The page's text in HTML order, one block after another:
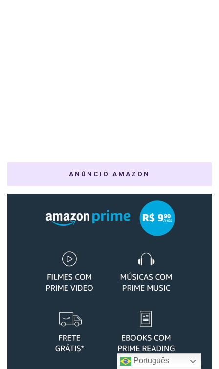
ANÚNCIO AMAZON
Português